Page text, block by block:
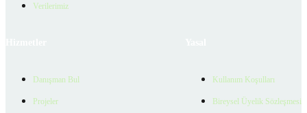
Verilerimiz
Danışman Bul
Projeler
Kullanım Koşulları
Bireysel Üyelik Sözleşmesi